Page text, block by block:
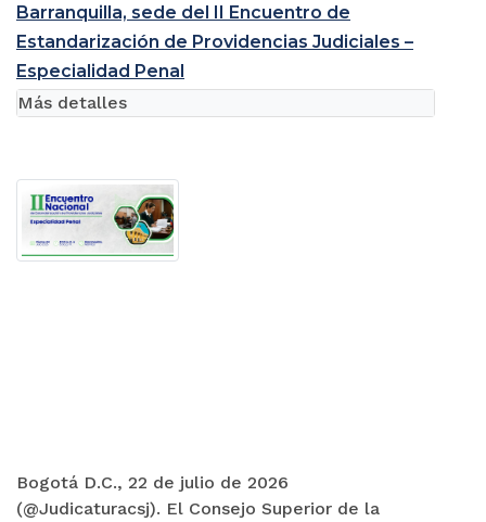
Barranquilla, sede del II Encuentro de
Estandarización de Providencias Judiciales –
Especialidad Penal
Bogotá D.C., 22 de julio de 2026
(@Judicaturacsj). El Consejo Superior de la
Más detalles